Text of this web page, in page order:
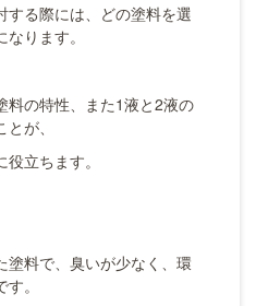
する際には、どの塗料を選
ります。
料の特性、また1液と2液の
が、
立ちます。
塗料で、臭いが少なく、環
。